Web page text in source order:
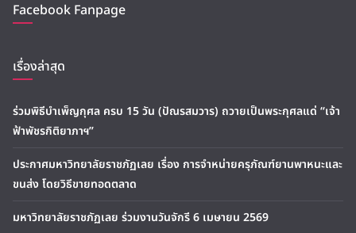
Facebook Fanpage
เรื่องล่าสุด
ร่วมพิธีบำเพ็ญกุศล ครบ 15 วัน (ปัณรสมวาร) ถวายเป็นพระกุศลแด่ “เจ้า
ฟ้าพัชรกิติยาภาฯ”
ประกาศมหาวิทยาลัยราชภัฏเลย เรื่อง การจำหน่ายครุภัณฑ์ยานพาหนะและ
ขนส่ง โดยวิธีขายทอดตลาด
มหาวิทยาลัยราชภัฏเลย ร่วมงานวันจักรี 6 เมษายน 2569